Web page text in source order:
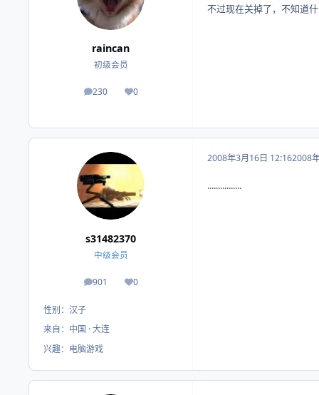
raincan
初级会员
230
帖子 0
荣誉积分
不过现在关掉了，不知道
s31482370
中级会员
901
帖子 0
荣誉积分
性别： 汉子
来自： 中国 · 大连
兴趣： 电脑游戏
2008年3月16日 12:162008
................